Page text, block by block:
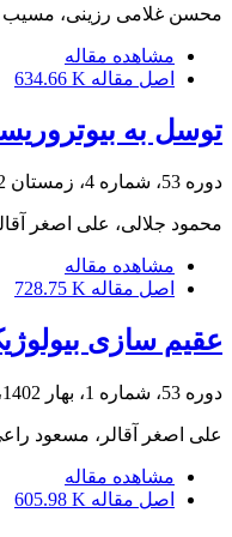
محسن غلامی رزینی، مسیب
مشاهده مقاله
اصل مقاله 634.66 K
توسل به
دوره 53، شماره 4، زمستان 1402، صفحه
محمود جلالی، علی اصغر
مشاهده مقاله
اصل مقاله 728.75 K
عقیم‏ سازی
دوره 53، شماره 1، بهار 1402، صفحه
علی اصغر آقالر، مسعود
مشاهده مقاله
اصل مقاله 605.98 K